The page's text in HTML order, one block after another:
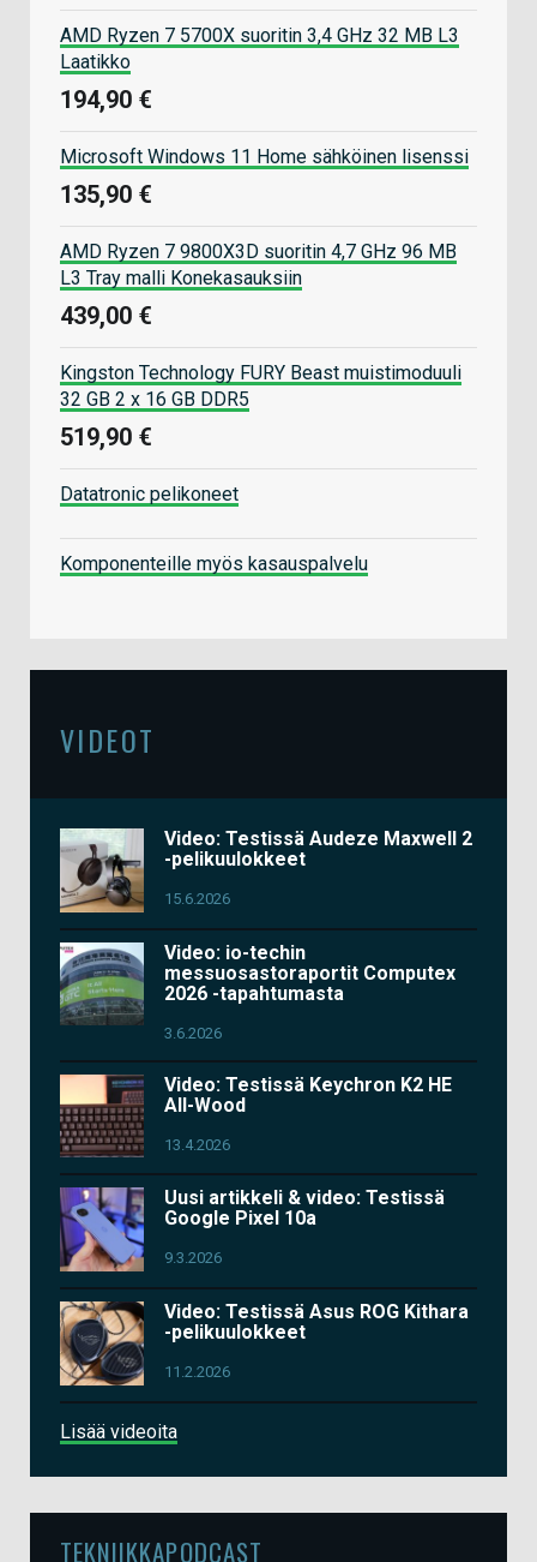
AMD Ryzen 7 5700X suoritin 3,4 GHz 32 MB L3
Laatikko
194,90 €
Microsoft Windows 11 Home sähköinen lisenssi
135,90 €
AMD Ryzen 7 9800X3D suoritin 4,7 GHz 96 MB
L3 Tray malli Konekasauksiin
439,00 €
Kingston Technology FURY Beast muistimoduuli
32 GB 2 x 16 GB DDR5
519,90 €
Datatronic pelikoneet
Komponenteille myös kasauspalvelu
VIDEOT
Video: Testissä Audeze Maxwell 2
-pelikuulokkeet
15.6.2026
Video: io-techin
messuosastoraportit Computex
2026 -tapahtumasta
3.6.2026
Video: Testissä Keychron K2 HE
All-Wood
13.4.2026
Uusi artikkeli & video: Testissä
Google Pixel 10a
9.3.2026
Video: Testissä Asus ROG Kithara
-pelikuulokkeet
11.2.2026
Lisää videoita
TEKNIIKKAPODCAST